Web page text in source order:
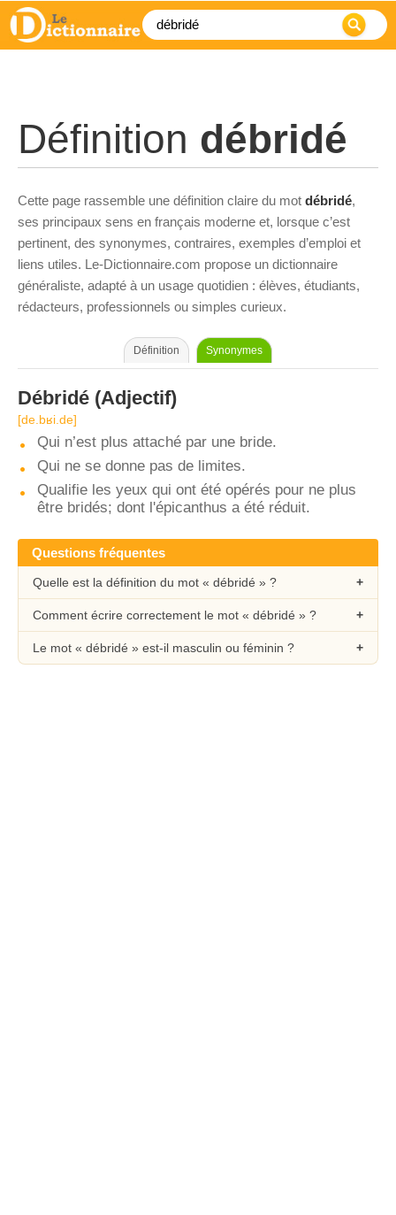
Définition débridé
Cette page rassemble une définition claire du mot débridé,
ses principaux sens en français moderne et, lorsque c’est
pertinent, des synonymes, contraires, exemples d’emploi et
liens utiles. Le-Dictionnaire.com propose un dictionnaire
généraliste, adapté à un usage quotidien : élèves, étudiants,
rédacteurs, professionnels ou simples curieux.
Définition Synonymes
Débridé (Adjectif)
[de.bʁi.de]
Qui n’est plus attaché par une bride.
Qui ne se donne pas de limites.
Qualifie les yeux qui ont été opérés pour ne plus
être bridés; dont l'épicanthus a été réduit.
Questions fréquentes
Quelle est la définition du mot « débridé » ?
Comment écrire correctement le mot « débridé » ?
Le mot « débridé » est-il masculin ou féminin ?